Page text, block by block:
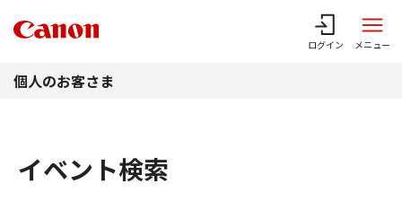
ログイン メニュー
個人のお客さま
イベント検索